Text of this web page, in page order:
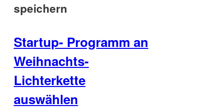
speichern
Startup- Programm an
Weihnachts-
Lichterkette
auswählen